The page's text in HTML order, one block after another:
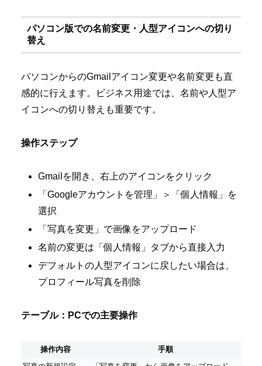
パソコン版での名前変更・人型アイコンへの切り
替え
パソコンからのGmailアイコン変更や名前変更も直
感的に行えます。ビジネス用途では、名前や人型ア
イコンへの切り替えも重要です。
操作ステップ
Gmailを開き、右上のアイコンをクリック
「Googleアカウントを管理」＞「個人情報」を
選択
「写真を変更」で画像をアップロード
名前の変更は「個人情報」タブから直接入力
デフォルトの人型アイコンに戻したい場合は、
プロフィール写真を削除
テーブル：PCでの主要操作
操作内容
手順